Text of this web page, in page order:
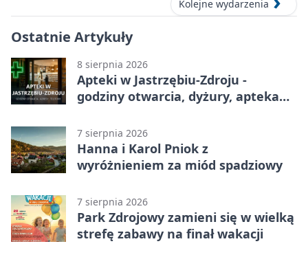
Kolejne wydarzenia
Ostatnie Artykuły
8 sierpnia 2026
Apteki w Jastrzębiu-Zdroju -
godziny otwarcia, dyżury, apteka
7 sierpnia 2026
Hanna i Karol Pniok z
wyróżnieniem za miód spadziowy
7 sierpnia 2026
Park Zdrojowy zamieni się w wielką
strefę zabawy na finał wakacji